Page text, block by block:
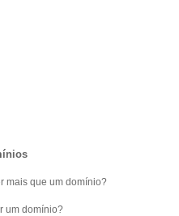
mais que um domínio?
um domínio?